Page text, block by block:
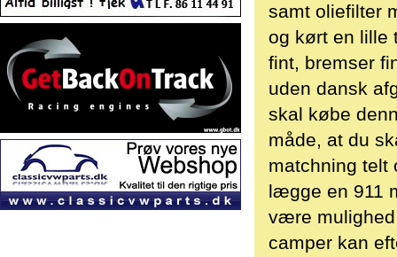
samt oliefilter
og kørt en lille
fint, bremser
uden dansk
skal købe
måde, at du
matchning telt
lægge en 911
være mulighed
camper kan